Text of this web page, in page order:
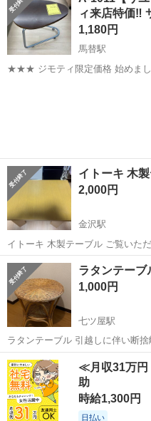
ィ来店特価‼
1,180円
馬替駅
★★★ ジモティ限定価格 始めました！ ★★★ 店頭
イトーキ 木
2,000円
金沢駅
イトーキ 木製テーブル ご覧いただきありがとうございます。 イトー
キ製の木製テーブルです。 とて
ークスペース、サイドテーブルとし
ズ】 ・天板サイズ：60...
石川 金沢市 金沢駅 テ
ラタンテーブ
1,000円
七ツ屋駅
ラタンテーブル 引越しに伴い断捨離です。 取りに来ていただける方で
お願いします。 明日
石川 金沢市 七ツ屋駅
≪月収31万円
助
時給1,300円
日払い